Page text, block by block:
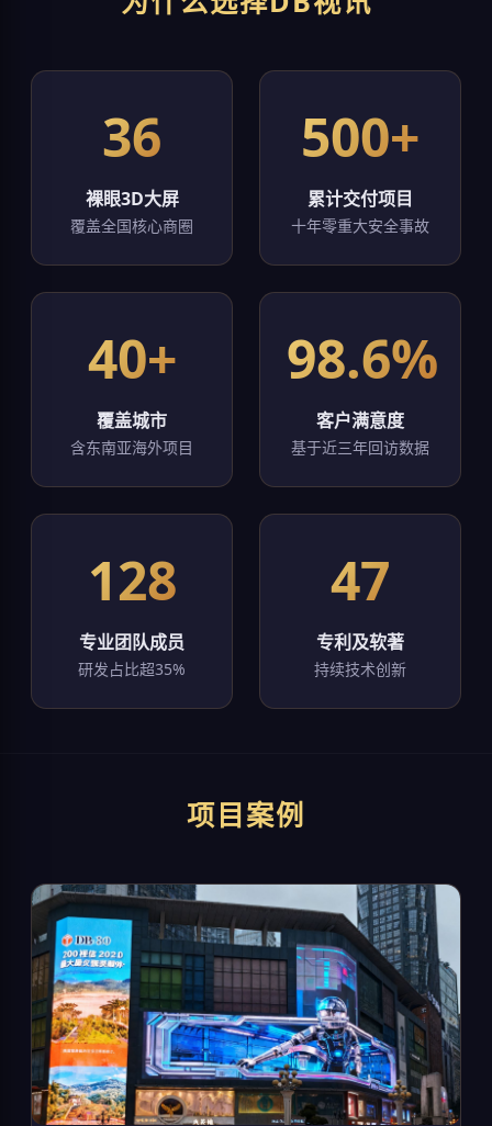
36
裸眼3D大屏
覆盖全国核心商圈
500+
累计交付项目
十年零重大安全事故
40+
覆盖城市
含东南亚海外项目
98.6%
客户满意度
基于近三年回访数据
128
专业团队成员
研发占比超35%
47
专利及软著
持续技术创新
项目案例